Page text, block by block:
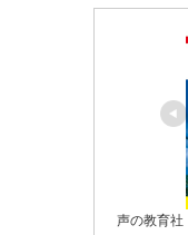
声の教育社